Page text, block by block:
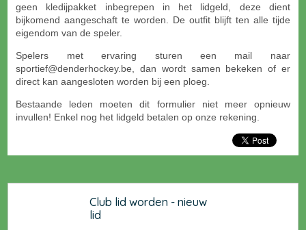
geen kledijpakket inbegrepen in het lidgeld, deze dient
bijkomend aangeschaft te worden. De outfit blijft ten alle tijde
eigendom van de speler.
Spelers met ervaring sturen een mail naar
sportief@denderhockey.be, dan wordt samen bekeken of er
direct kan aangesloten worden bij een ploeg.
Bestaande leden moeten dit formulier niet meer opnieuw
invullen! Enkel nog het lidgeld betalen op onze rekening.